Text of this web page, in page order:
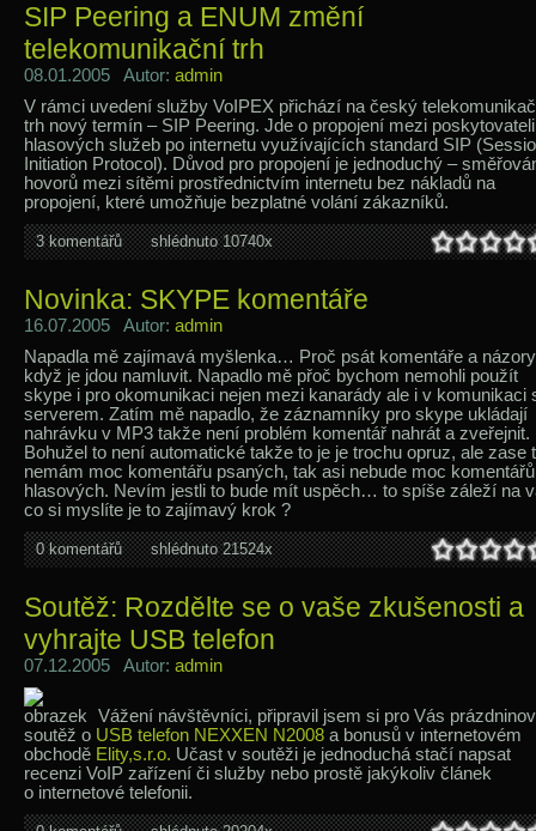
SIP Peering a ENUM změní
telekomunikační trh
08.01.2005 Autor: admin
V rámci uvedení služby VoIPEX přichází na český
trh nový termín – SIP Peering. Jde o propojení mezi poskytovateli
hlasových služeb po internetu využívajících standard SIP
Initiation Protocol). Důvod pro propojení je jednoduchý –
hovorů mezi sítěmi prostřednictvím internetu bez nákladů na
propojení, které umožňuje bezplatné volání zákazníků.
3 komentářů shlédnuto 10740x
Novinka: SKYPE komentáře
16.07.2005 Autor: admin
Napadla mě zajímavá myšlenka… Proč psát komentáře a
když je jdou namluvit. Napadlo mě přoč bychom nemohli použít
skype i pro okomunikaci nejen mezi kanarády ale i v komunikaci
serverem. Zatím mě napadlo, že záznamníky pro skype ukládají
nahrávku v MP3 takže není problém komentář nahrát a zveřejnit.
Bohužel to není automatické takže to je je trochu opruz, ale zase
nemám moc komentářu psaných, tak asi nebude moc komentářů
hlasových. Nevím jestli to bude mít uspěch… to spíše záleží na
co si myslíte je to zajímavý krok ?
0 komentářů shlédnuto 21524x
Soutěž: Rozdělte se o vaše zkušenosti a
vyhrajte USB telefon
07.12.2005 Autor: admin
Vážení návštěvníci, připravil jsem si pro Vás
soutěž o USB telefon NEXXEN N2008 a bonusů v internetovém
obchodě Elity,s.r.o. Učast v soutěži je jednoduchá stačí napsat
recenzi VoIP zařízení či služby nebo prostě jakýkoliv článek
o internetové telefonii.